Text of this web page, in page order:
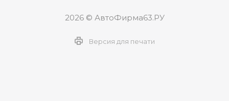
2026 © АвтоФирма63.РУ
Версия для печати